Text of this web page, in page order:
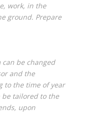
work, in the
ground. Prepare
be changed
and the
to the time of year
be tailored to the
upon